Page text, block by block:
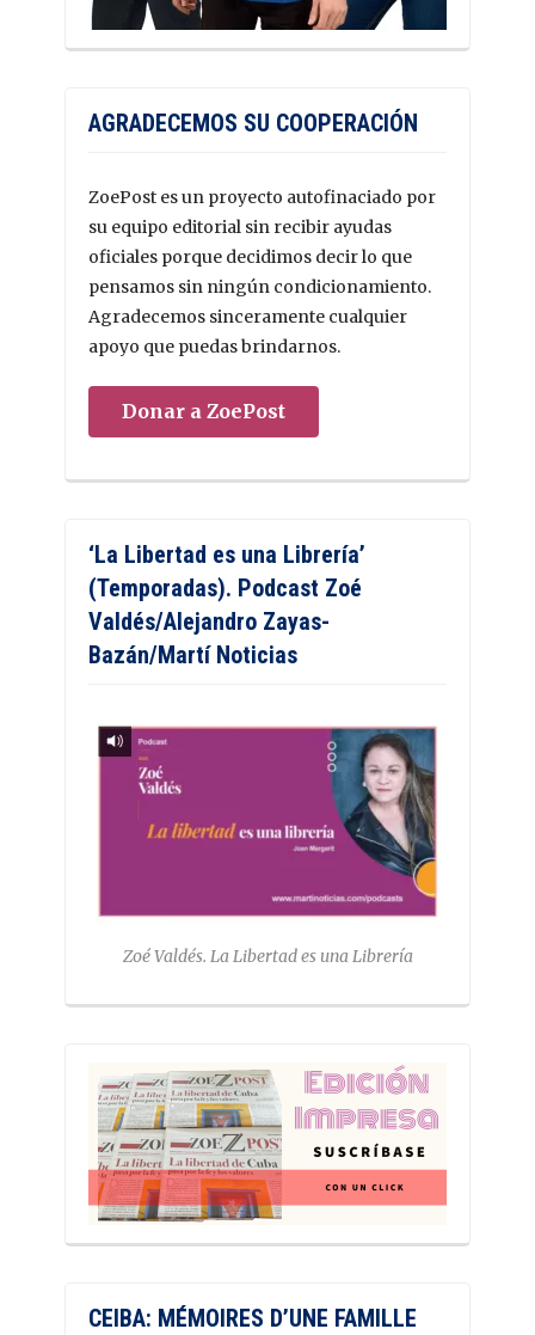
AGRADECEMOS SU COOPERACIÓN
ZoePost es un proyecto autofinaciado por
su equipo editorial sin recibir ayudas
oficiales porque decidimos decir lo que
pensamos sin ningún condicionamiento.
Agradecemos sinceramente cualquier
apoyo que puedas brindarnos.
Donar a ZoePost
‘La Libertad es una Librería’
(Temporadas). Podcast Zoé
Valdés/Alejandro Zayas-
Bazán/Martí Noticias
Zoé Valdés. La Libertad es una Librería
CEIBA: MÉMOIRES D’UNE FAMILLE